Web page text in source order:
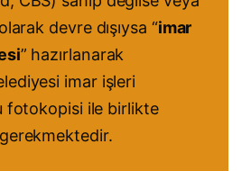
devre dışıysa “imar
” hazırlanarak
imar işleri
fotokopisi ile birlikte